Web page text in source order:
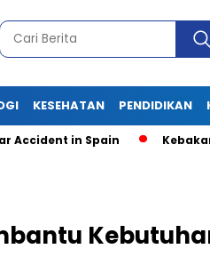
KESEHATAN PENDIDIKAN
in Spain Kebakaran